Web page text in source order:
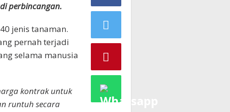
perbincangan.
jenis tanaman.
pernah terjadi
selama manusia
kontrak untuk
runtuh secara